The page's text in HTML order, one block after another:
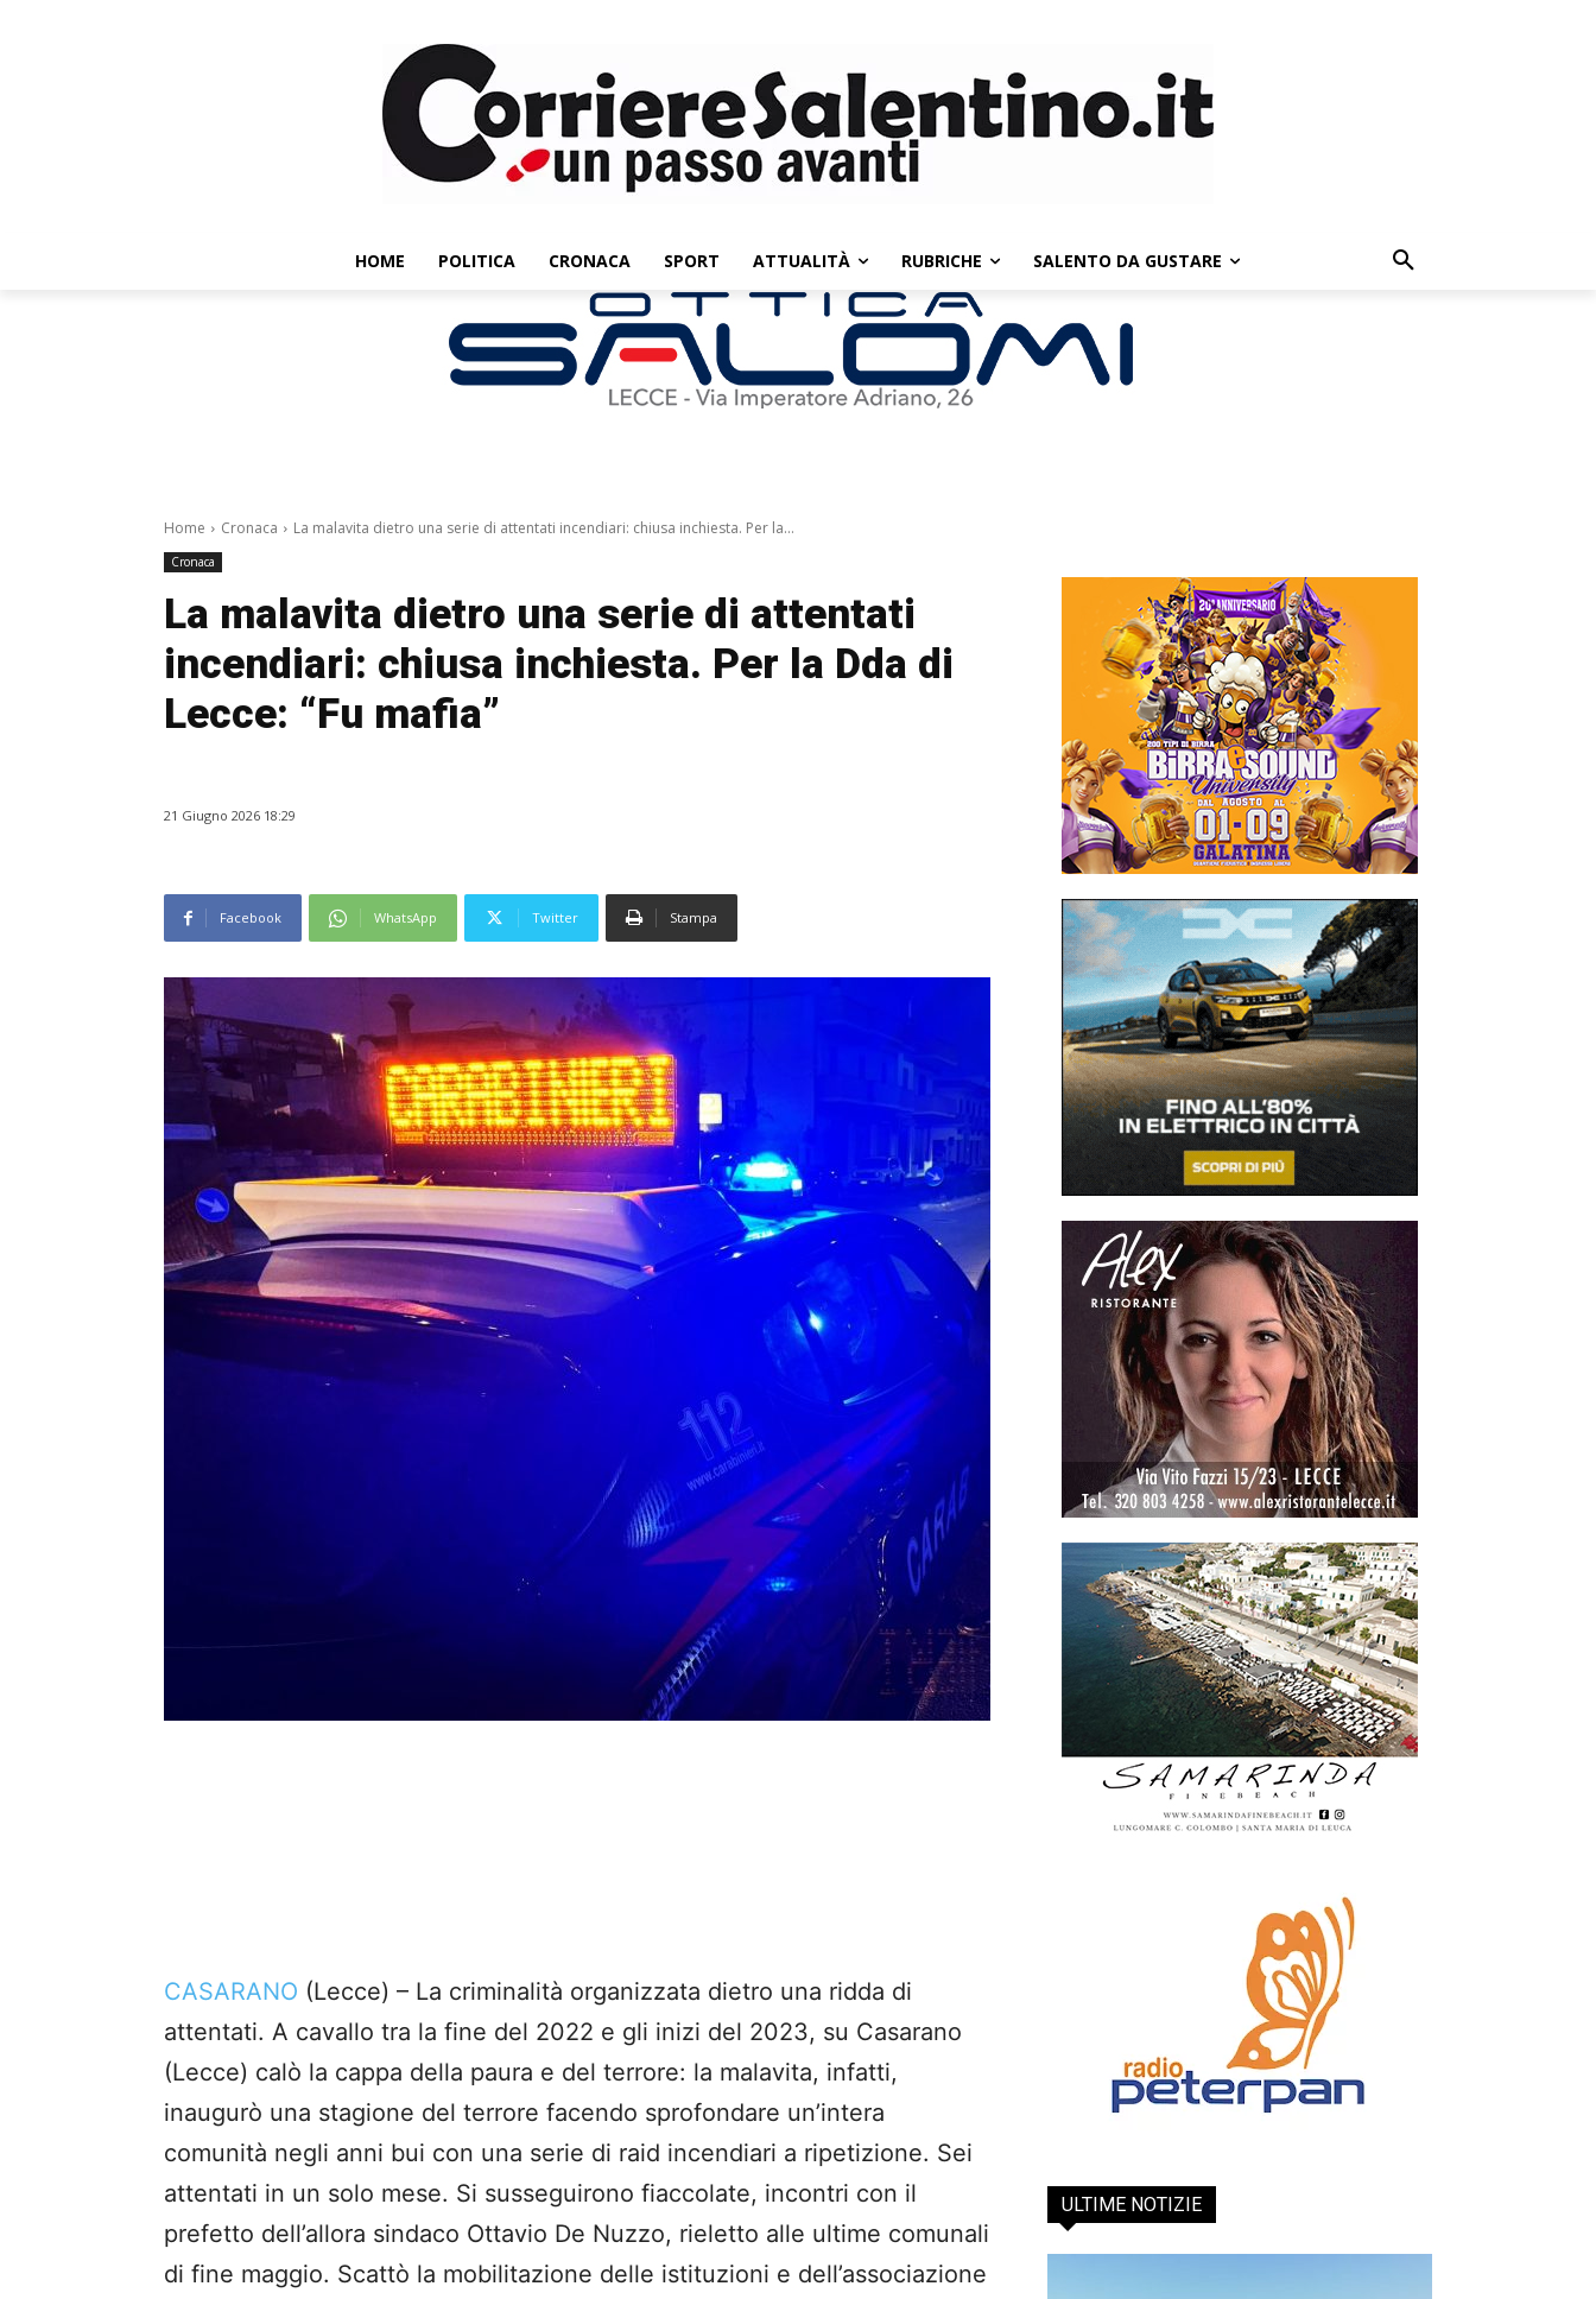
HOME POLITICA CRONACA SPORT ATTUALITÀ RUBRICHE SALENTO DA GUSTARE
Home Cronaca La malavita dietro una serie di attentati incendiari: chiusa inchiesta. Per la...
Cronaca
La malavita dietro una serie di attentati
incendiari: chiusa inchiesta. Per la Dda di
Lecce: “Fu mafia”
21 Giugno 2026 18:29
Facebook WhatsApp Twitter Stampa
CASARANO (Lecce) – La criminalità organizzata dietro una ridda di
attentati. A cavallo tra la fine del 2022 e gli inizi del 2023, su Casarano
(Lecce) calò la cappa della paura e del terrore: la malavita, infatti,
inaugurò una stagione del terrore facendo sprofondare un’intera
comunità negli anni bui con una serie di raid incendiari a ripetizione. Sei
attentati in un solo mese. Si susseguirono fiaccolate, incontri con il
prefetto dell’allora sindaco Ottavio De Nuzzo, rieletto alle ultime comunali
di fine maggio. Scattò la mobilitazione delle istituzioni e dell’associazione
ULTIME NOTIZIE